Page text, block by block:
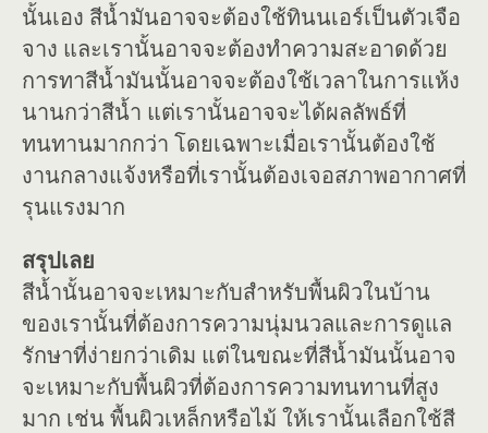
นั้นเอง สีน้ำมันอาจจะต้องใช้ทินนเอร์เป็นตัวเจือ
จาง และเรานั้นอาจจะต้องทำความสะอาดด้วย
การทาสีน้ำมันนั้นอาจจะต้องใช้เวลาในการแห้ง
นานกว่าสีน้ำ แต่เรานั้นอาจจะได้ผลลัพธ์ที่
ทนทานมากกว่า โดยเฉพาะเมื่อเรานั้นต้องใช้
งานกลางแจ้งหรือที่เรานั้นต้องเจอสภาพอากาศที่
รุนแรงมาก
สรุปเลย
สีน้ำนั้นอาจจะเหมาะกับสำหรับพื้นผิวในบ้าน
ของเรานั้นที่ต้องการความนุ่มนวลและการดูแล
รักษาที่ง่ายกว่าเดิม แต่ในขณะที่สีน้ำมันนั้นอาจ
จะเหมาะกับพื้นผิวที่ต้องการความทนทานที่สูง
มาก เช่น พื้นผิวเหล็กหรือไม้ ให้เรานั้นเลือกใช้สี